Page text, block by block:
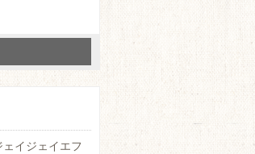
イジェイエフ